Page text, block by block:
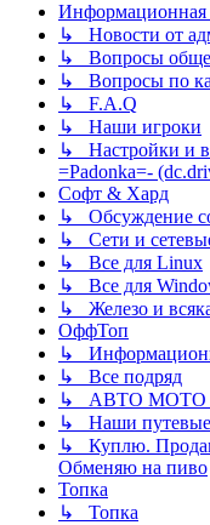
Информационная
↳ Новости от
↳ Вопросы
↳ Вопросы по
↳ F.A.Q
↳ Наши игроки
↳ Настройки и
=Padonka=-
Софт & Хард
↳ Обсуждение
↳ Сети и
↳ Все для Linux
↳ Все для
↳ Железо и
ОффТоп
↳
↳ Все подряд
↳ АВТО МОТО
↳ Наши путевые
↳ Куплю.
Обменяю на пиво
Топка
↳ Топка